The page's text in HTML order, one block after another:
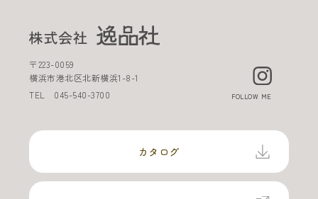
〒223-0059
横浜市港北区北新横浜1-8-1
TEL 045-540-3700 FOLLOW ME
カタログ